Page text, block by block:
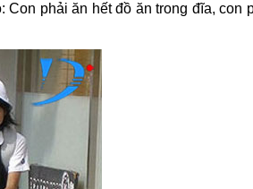
phải ăn hết đồ ăn trong đĩa, con